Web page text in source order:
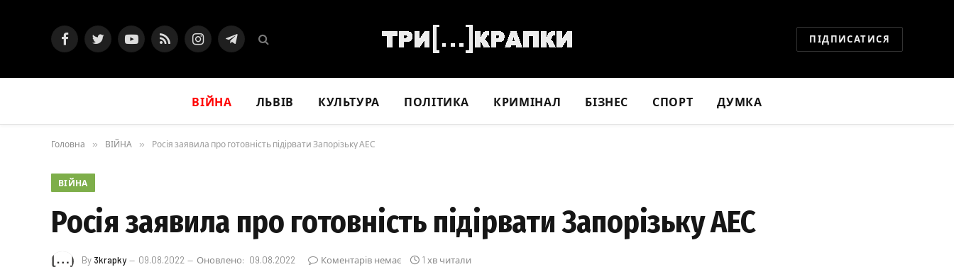
FacebookTwitterYouTubeRSS InstagramTelegram ПІДПИСАТИСЯ
ВІЙНА ЛЬВІВ КУЛЬТУРА ПОЛІТИКА КРИМІНАЛ БІЗНЕС СПОРТ ДУМКА
Головна » ВІЙНА » Росія заявила про готовність підірвати Запорізьку АЕС
ВІЙНА
Росія заявила про готовність підірвати Запорізьку АЕС
By 3krapky 09.08.2022 Оновлено: 09.08.2022 Коментарів немає 1 хв читали